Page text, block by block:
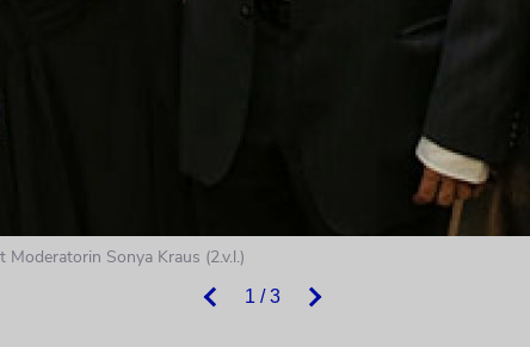
1 / 3
Sonya Kraus (2.v.l.)